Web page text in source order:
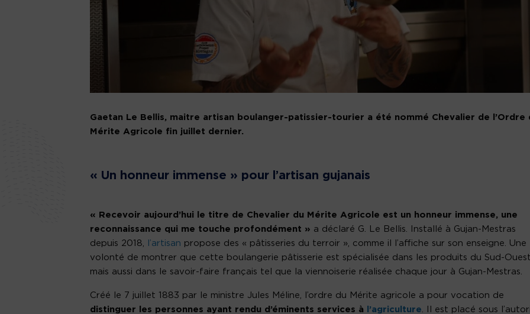
Gaetan Le Bellis, maitre artisan boulanger-patissier-tourier a été nommé Chevalier de l’Ordre
Mérite Agricole fin juillet dernier.
« Un honneur immense » pour l’artisan gujanais
« Recevoir aujourd’hui le titre de Chevalier du Mérite Agricole est un honneur immense, une
reconnaissance qui me touche profondément » a déclaré G. Le Bellis. Installé à Gujan-Mestras
depuis 2018,
l’artisan propose des « pâtisseries du terroir », comme il l’affiche sur son enseigne. Une
volonté de montrer que cette boulangerie pâtisserie est spécialisée dans les produits du Sud-
mais aussi dans le savoir-faire français tel que la viennoiserie réalisée chaque jour à Gujan-Mestras.
Créé le 7 juillet 1883 par le ministre Jules Méline, l’ordre du Mérite agricole a pour vocation de
distinguer les personnes ayant rendu d’éminents services à
l’agriculture. Il est placé sous